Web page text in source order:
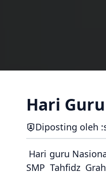
Hari
Diposting oleh :
Hari guru
SMP Tahfidz